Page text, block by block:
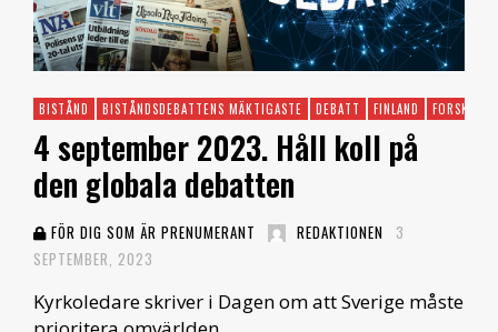
BISTÅND BISTÅNDSDEBATTENS MÄKTIGASTE DEBATT FINLAND FORSKNING
4 september 2023. Håll koll på
den globala debatten
FÖR DIG SOM ÄR PRENUMERANT REDAKTIONEN
3
SEPTEMBER, 2023
Kyrkoledare skriver i Dagen om att Sverige måste